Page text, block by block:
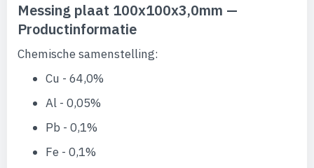
Messing plaat 100x100x3,0mm —
Productinformatie
Chemische samenstelling:
Cu - 64,0%
Al - 0,05%
Pb - 0,1%
Fe - 0,1%